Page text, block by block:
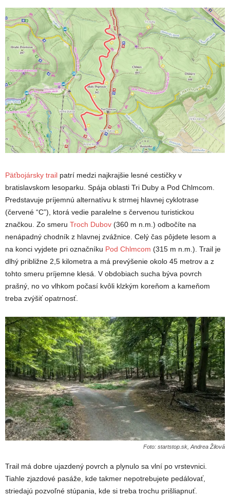
Päťbojársky trail patrí medzi najkrajšie lesné cestičky v
bratislavskom lesoparku. Spája oblasti Tri Duby a Pod Chlmcom.
Predstavuje príjemnú alternatívu k strmej hlavnej cyklotrase
(červené “C”), ktorá vedie paralelne s červenou turistickou
značkou. Zo smeru Troch Dubov (360 m n.m.) odbočíte na
nenápadný chodník z hlavnej zvážnice. Celý čas pôjdete lesom a
na konci vyjdete pri označníku Pod Chlmcom (315 m n.m.). Trail je
dlhý približne 2,5 kilometra a má prevýšenie okolo 45 metrov a z
tohto smeru príjemne klesá. V obdobiach sucha býva povrch
prašný, no vo vlhkom počasí kvôli klzkým koreňom a kameňom
treba zvýšiť opatrnosť.
Foto: startstop.sk, Andrea Žilová
Trail má dobre ujazdený povrch a plynulo sa vlní po vrstevnici.
Tiahle zjazdové pasáže, kde takmer nepotrebujete pedálovať,
striedajú pozvoľné stúpania, kde si treba trochu prišliapnuť.